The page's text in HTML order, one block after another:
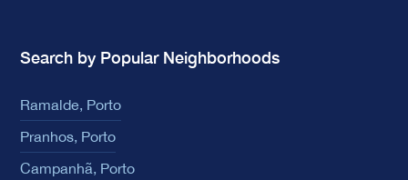
Search by Popular Neighborhoods
Ramalde, Porto
Pranhos, Porto
Campanhã, Porto